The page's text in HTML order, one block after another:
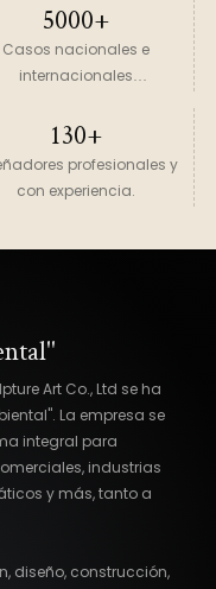
5000+
Casos nacionales e
internacionales
130+
profesionales y
con experiencia.
Art Co., Ltd se ha
La empresa se
integral para
industrias
y más, tanto a
diseño, construcción,